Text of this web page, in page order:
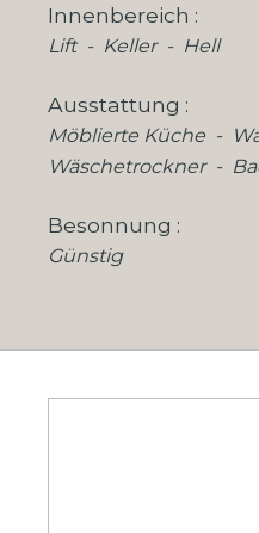
Innenbereich
Lift Keller Hell
Ausstattung
Möblierte Küche
Wäschetrockner
Besonnung
Günstig